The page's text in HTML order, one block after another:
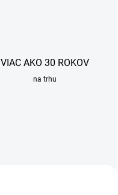
VIAC AKO 30 ROKOV
na trhu